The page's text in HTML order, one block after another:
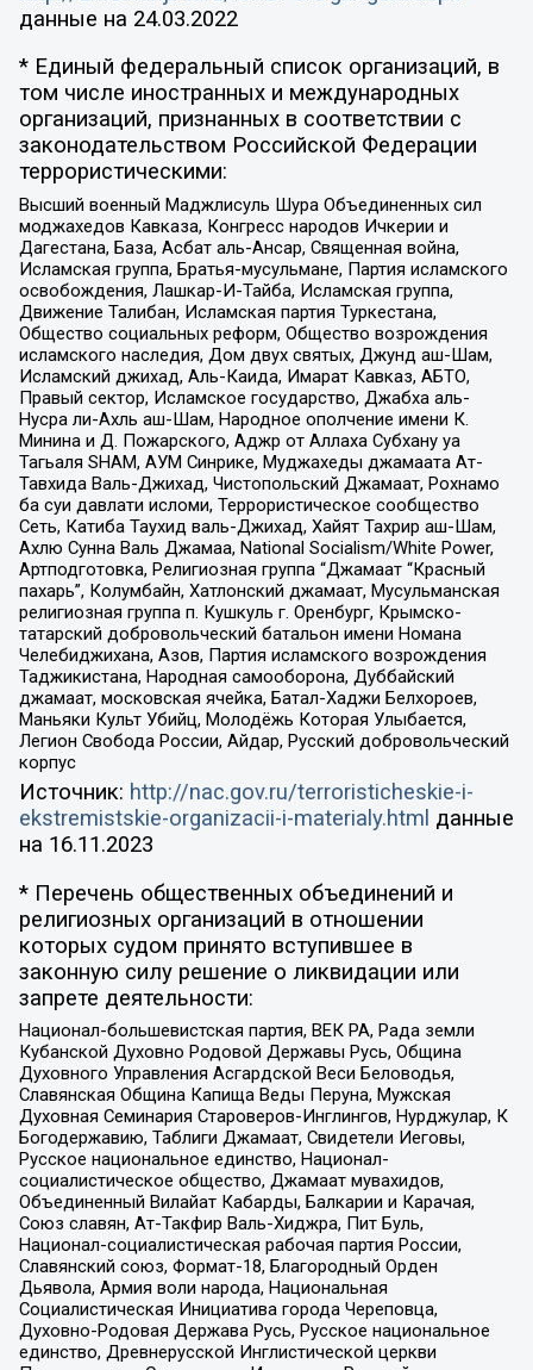
данные на 24.03.2022
* Единый федеральный список организаций, в
том числе иностранных и международных
организаций, признанных в соответствии с
законодательством Российской Федерации
террористическими:
Высший военный Маджлисуль Шура Объединенных сил
моджахедов Кавказа, Конгресс народов Ичкерии и
Дагестана, База, Асбат аль-Ансар, Священная война,
Исламская группа, Братья-мусульмане, Партия исламского
освобождения, Лашкар-И-Тайба, Исламская группа,
Движение Талибан, Исламская партия Туркестана,
Общество социальных реформ, Общество возрождения
исламского наследия, Дом двух святых, Джунд аш-Шам,
Исламский джихад, Аль-Каида, Имарат Кавказ, АБТО,
Правый сектор, Исламское государство, Джабха аль-
Нусра ли-Ахль аш-Шам, Народное ополчение имени К.
Минина и Д. Пожарского, Аджр от Аллаха Субхану уа
Тагьаля SHAM, АУМ Синрике, Муджахеды джамаата Ат-
Тавхида Валь-Джихад, Чистопольский Джамаат, Рохнамо
ба суи давлати исломи, Террористическое сообщество
Сеть, Катиба Таухид валь-Джихад, Хайят Тахрир аш-Шам,
Ахлю Сунна Валь Джамаа, National Socialism/White Power,
Артподготовка, Религиозная группа “Джамаат “Красный
пахарь”, Колумбайн, Хатлонский джамаат, Мусульманская
религиозная группа п. Кушкуль г. Оренбург, Крымско-
татарский добровольческий батальон имени Номана
Челебиджихана, Азов, Партия исламского возрождения
Таджикистана, Народная самооборона, Дуббайский
джамаат, московская ячейка, Батал-Хаджи Белхороев,
Маньяки Культ Убийц, Молодёжь Которая Улыбается,
Легион Свобода России, Айдар, Русский добровольческий
корпус
Источник: http://nac.gov.ru/terroristicheskie-i-
ekstremistskie-organizacii-i-materialy.html данные
на 16.11.2023
* Перечень общественных объединений и
религиозных организаций в отношении
которых судом принято вступившее в
законную силу решение о ликвидации или
запрете деятельности:
Национал-большевистская партия, ВЕК РА, Рада земли
Кубанской Духовно Родовой Державы Русь, Община
Духовного Управления Асгардской Веси Беловодья,
Славянская Община Капища Веды Перуна, Мужская
Духовная Семинария Староверов-Инглингов, Нурджулар, К
Богодержавию, Таблиги Джамаат, Свидетели Иеговы,
Русское национальное единство, Национал-
социалистическое общество, Джамаат мувахидов,
Объединенный Вилайат Кабарды, Балкарии и Карачая,
Союз славян, Ат-Такфир Валь-Хиджра, Пит Буль,
Национал-социалистическая рабочая партия России,
Славянский союз, Формат-18, Благородный Орден
Дьявола, Армия воли народа, Национальная
Социалистическая Инициатива города Череповца,
Духовно-Родовая Держава Русь, Русское национальное
единство, Древнерусской Инглистической церкви